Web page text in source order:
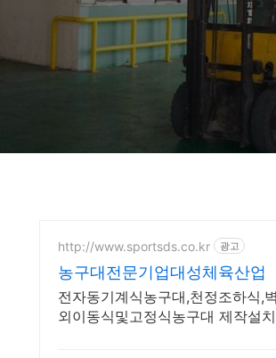
http://www.sportsds.co.kr 광고
농구대전문기업대성체육산업
전자동기계식농구대,천정조하식,
외이동식및고정식농구대 제작설